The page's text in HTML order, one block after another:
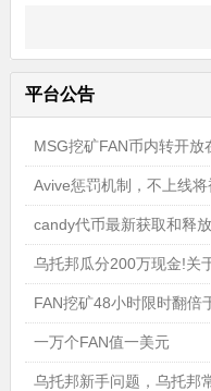
平台公告
MSG挖矿FAN币内转开放
Avive惩罚机制，不上线
candy代币最新获取和释
乌托邦瓜分200万现金!关
FAN挖矿48小时限时翻倍
一万个FAN值一美元
乌托邦新手问题，乌托邦